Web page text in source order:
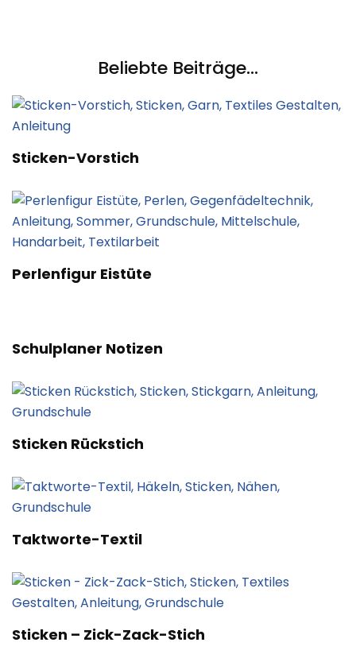
Beliebte Beiträge...
Sticken-Vorstich
Perlenfigur Eistüte
Schulplaner Notizen
Sticken Rückstich
Taktworte-Textil
Sticken – Zick-Zack-Stich